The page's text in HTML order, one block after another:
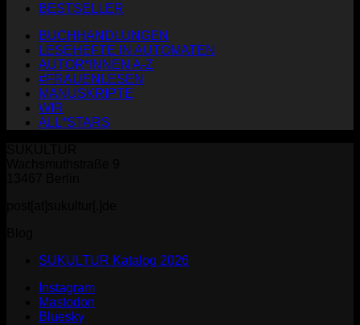
BESTSELLER
BUCHHANDLUNGEN
LESEHEFTE IN AUTOMATEN
AUTOR*INNEN A-Z
#FRAUENLESEN
MANUSKRIPTE
WIR
ALL*STARS
SUKULTUR Katalog 2026
Instagram
Mastodon
Bluesky